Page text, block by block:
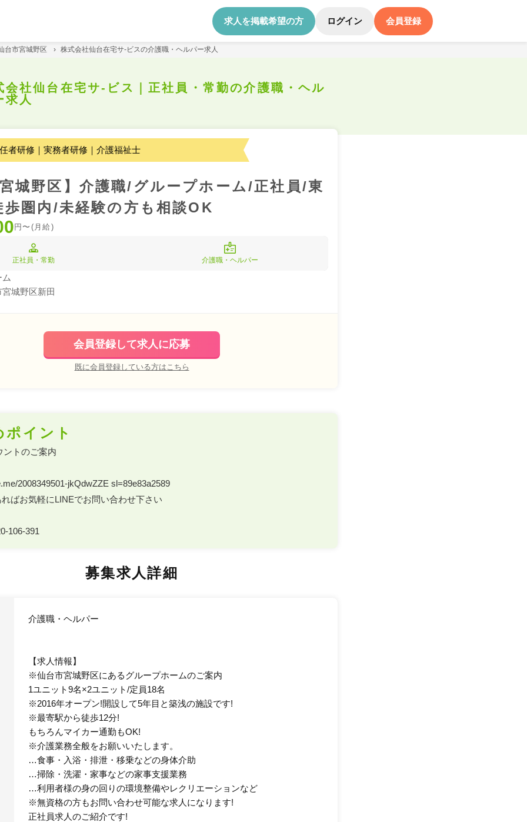
求人を掲載希望の方 ログイン 会員登録
台市宮城野区 › 株式会社仙台在宅サ-ビスの介護職・ヘルパー求人
会社仙台在宅サ-ビス｜正社員・常勤の介護職・ヘル
求人
者研修｜実務者研修｜介護福祉士
宮城野区】介護職/グループホーム/正社員/東
歩圏内/未経験の方も相談OK
円〜(月給)
正社員・常勤 介護職・ヘルパー
城野区新田
会員登録して求人に応募
既に会員登録している方はこちら
ポイント
ントのご案内
2008349501-jkQdwZZE sl=89e83a2589
ばお気軽にLINEでお問い合わせ下さい
106-391
募集求人詳細
介護職・ヘルパー
【求人情報】
※仙台市宮城野区にあるグループホームのご案内
1ユニット9名×2ユニット/定員18名
※2016年オープン!開設して5年目と築浅の施設です!
※最寄駅から徒歩12分!
もちろんマイカー通勤もOK!
※介護業務全般をお願いいたします。
…食事・入浴・排泄・移乗などの身体介助
…掃除・洗濯・家事などの家事支援業務
…利用者様の身の回りの環境整備やレクリエーションなど
※無資格の方もお問い合わせ可能な求人になります!
正社員求人のご紹介です!